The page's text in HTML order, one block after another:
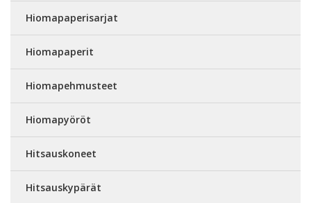
Hiomapaperisarjat
Hiomapaperit
Hiomapehmusteet
Hiomapyöröt
Hitsauskoneet
Hitsauskypärät